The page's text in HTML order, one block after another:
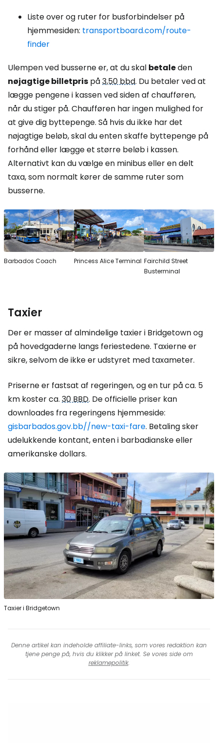
Liste over og ruter for busforbindelser på
hjemmesiden: transportboard.com/route-
finder
Ulempen ved busserne er, at du skal betaleden
nøjagtige billetpris på3,50 bbd. Du betaler ved at
lægge pengene i kassen ved siden af chaufføren,
når du stiger på. Chaufføren har ingen mulighed for
at give dig byttepenge. Så hvis du ikke har det
nøjagtige beløb, skal du enten skaffe byttepenge på
forhånd eller lægge et større beløb i kassen.
Alternativt kan du vælge en minibus eller en delt
taxa, som normalt kører de samme ruter som
busserne.
Barbados Coach Princess Alice Terminal Fairchild Street
Busterminal
Taxier
Der er masser af almindelige taxier i Bridgetown og
på hovedgaderne langs feriestedene. Taxierne er
sikre, selvom de ikke er udstyret med taxameter.
Priserne er fastsat af regeringen, og en tur på ca. 5
km koster ca. 30 BBD. De officielle priser kan
downloades fra regeringens hjemmeside:
gisbarbados.gov.bb//new-taxi-fare. Betaling sker
udelukkende kontant, enten i barbadianske eller
amerikanske dollars.
Taxier i Bridgetown
Denne artikel kan indeholde affiliate-links, som vores redaktion kan
tjene penge på, hvis du klikker på linket. Se vores side om
reklamepolitik.